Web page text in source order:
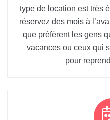
type de location est très
réservez des mois à
que préfèrent les gens
vacances ou ceux qui
pour